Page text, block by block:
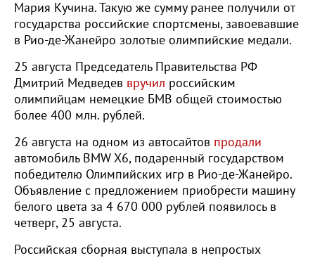
Мария Кучина. Такую же сумму ранее получили от
государства российские спортсмены, завоевавшие
в Рио-де-Жанейро золотые олимпийские медали.
25 августа Председатель Правительства РФ
Дмитрий Медведев вручил российским
олимпийцам немецкие БМВ общей стоимостью
более 400 млн. рублей.
26 августа на одном из автосайтов продали
автомобиль BMW X6, подаренный государством
победителю Олимпийских игр в Рио-де-Жанейро.
Объявление с предложением приобрести машину
белого цвета за 4 670 000 рублей появилось в
четверг, 25 августа.
Российская сборная выступала в непростых